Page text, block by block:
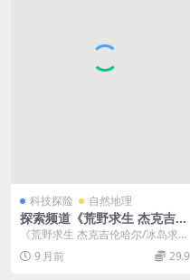
科技探险 自然地理
探索频道《荒野求生 杰克吉伦
哈尔/冰岛求生 Man vs Wild
with Jake Gyllenhaal》英语
中字 720P高清 荒野求生纪录
《荒野求生 杰克吉伦哈尔/冰岛求生
Man vs Wild with Jake ...
9 月前 29.9